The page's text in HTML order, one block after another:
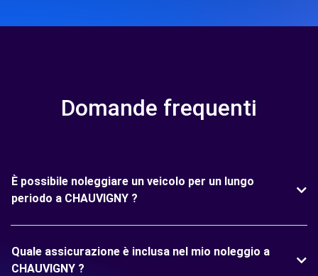
Domande frequenti
È possibile noleggiare un veicolo per un lungo
periodo a CHAUVIGNY ?
Quale assicurazione è inclusa nel mio noleggio a
CHAUVIGNY ?